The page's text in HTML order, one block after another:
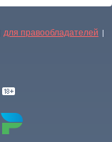
для правообладателей |